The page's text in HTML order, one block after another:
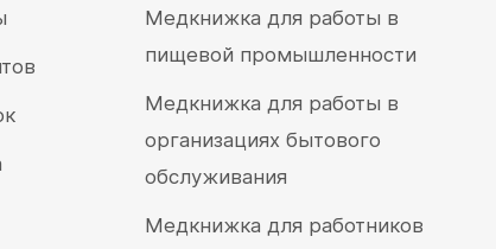
Медкнижка для работы в
пищевой промышленности
Медкнижка для работы в
организациях бытового
обслуживания
Медкнижка для работников